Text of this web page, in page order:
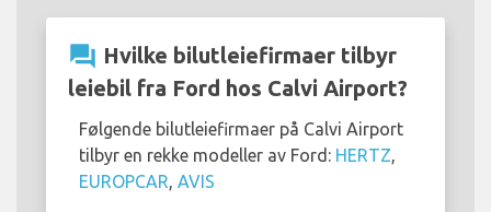
question_answer Hvilke bilutleiefirmaer tilbyr
leiebil fra Ford hos Calvi Airport?
Følgende bilutleiefirmaer på Calvi Airport
tilbyr en rekke modeller av Ford: HERTZ
EUROPCAR AVIS